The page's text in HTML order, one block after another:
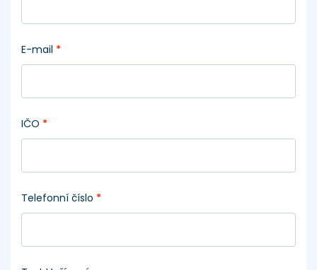
E-mail *
IČO *
Telefonní číslo *